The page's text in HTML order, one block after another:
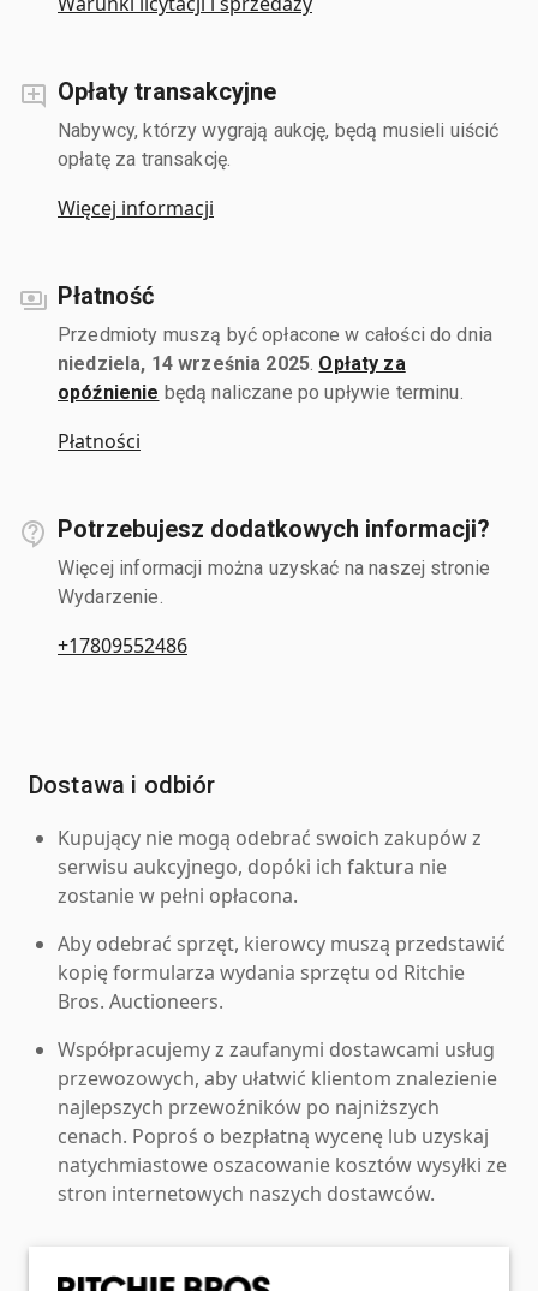
Opłaty transakcyjne
Nabywcy, którzy wygrają aukcję, będą musieli uiścić
opłatę za transakcję.
Więcej informacji
Płatność
Przedmioty muszą być opłacone w całości do dnia
niedziela, 14 września 2025 Opłaty za
opóźnienie będą naliczane po upływie terminu.
Płatności
Potrzebujesz dodatkowych informacji?
Więcej informacji można uzyskać na naszej stronie
Wydarzenie.
+17809552486
Dostawa i odbiór
Kupujący nie mogą odebrać swoich zakupów z
serwisu aukcyjnego, dopóki ich faktura nie
zostanie w pełni opłacona.
Aby odebrać sprzęt, kierowcy muszą przedstawić
kopię formularza wydania sprzętu od Ritchie
Bros. Auctioneers.
Współpracujemy z zaufanymi dostawcami usług
przewozowych, aby ułatwić klientom znalezienie
najlepszych przewoźników po najniższych
cenach. Poproś o bezpłatną wycenę lub uzyskaj
natychmiastowe oszacowanie kosztów wysyłki ze
stron internetowych naszych dostawców.